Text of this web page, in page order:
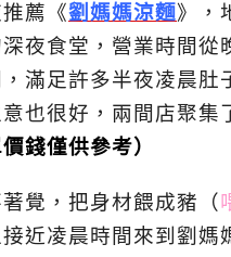
薦《劉媽媽涼麵》，
夜食堂，營業時間
滿足許多半夜凌晨肚
也很好，兩間店聚集
錢僅供參考）
覺，把身材餵成豬（
近凌晨時間來到劉